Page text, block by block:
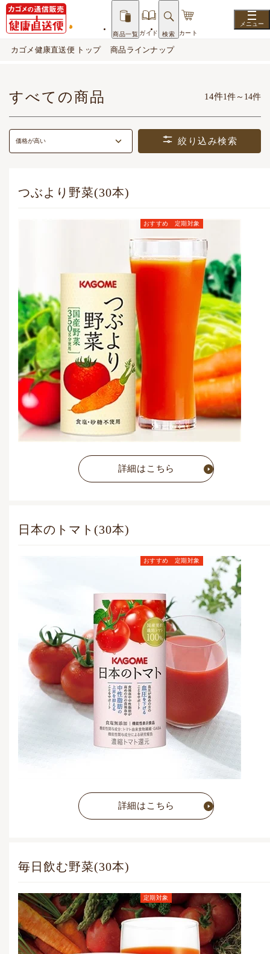
商品一覧 ガイド 検索 カート
カゴメ健康直送便 トップ 商品ラインナップ
すべての商品 14件1件～14件
価格が高い 絞り込み検索
つぶより野菜(30本)
おすすめ 定期対象
定期お届けコース価格
(毎月1点)
6,782 円
(税込)
(税込)
詳細はこちら
日本のトマト(30本)
おすすめ 定期対象
定期お届けコース価格
6,782
(税込)
通常価格
7,776 円 (税込)
詳細はこちら
毎日飲む野菜(30本)
定期対象
定期お届けコース価格
5,648 円 (税込)